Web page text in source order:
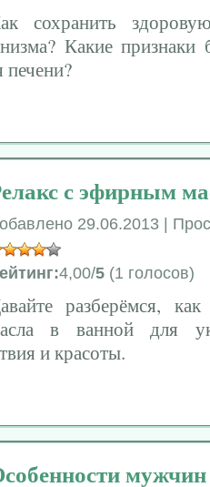
сохранить
Какие признаки
печени?
с эфирным
29.06.2013 |
4,00/5 (1 голосов)
разберёмся,
в ванной для
и красоты.